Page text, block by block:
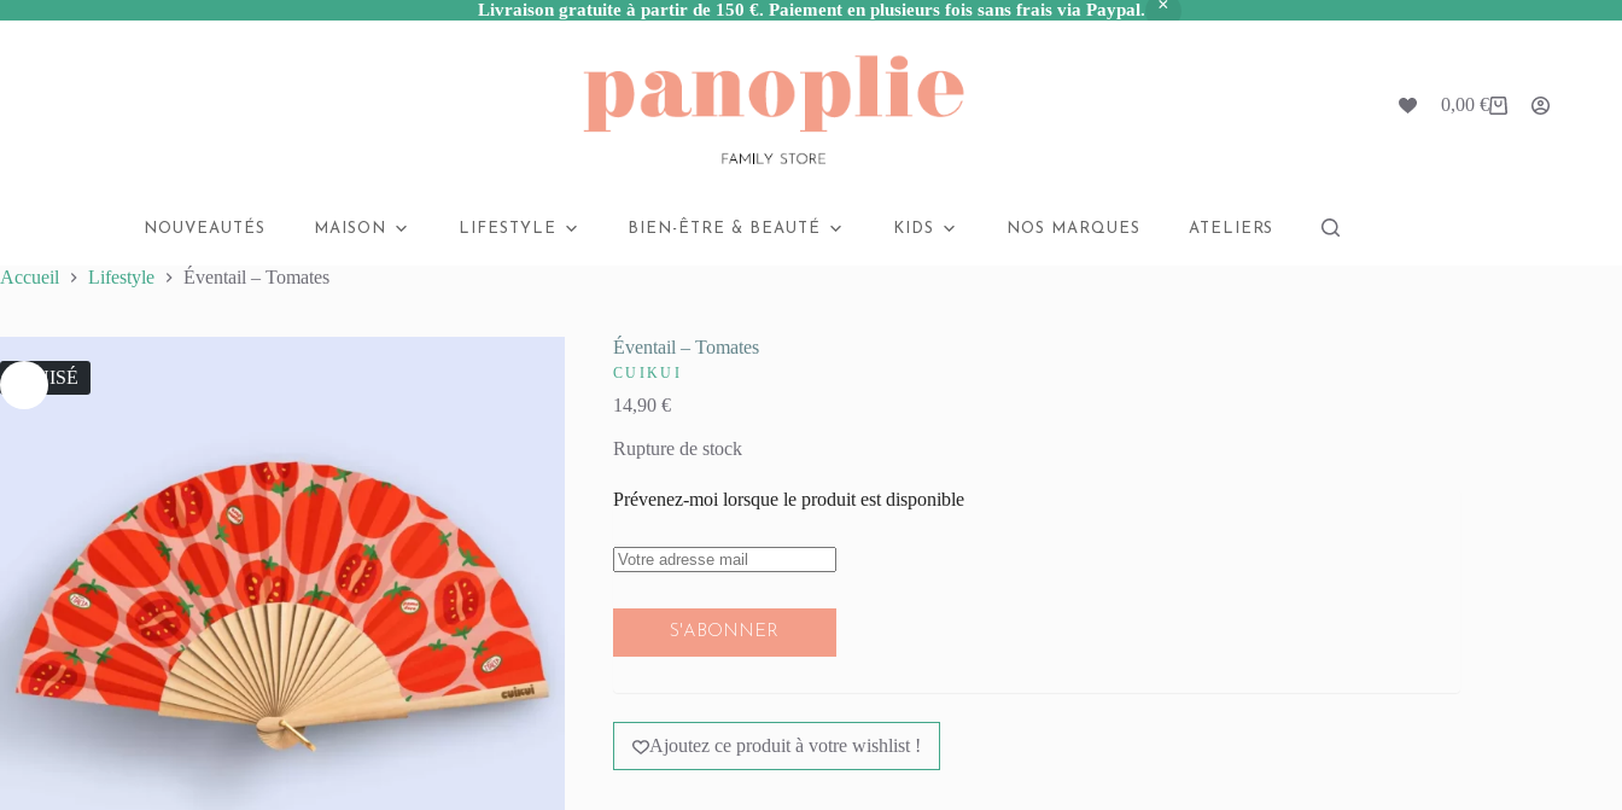
Livraison gratuite à partir de 150 €. Paiement en plusieurs fois sans frais via Paypal.
Panier
0,00 €
NOUVEAUTÉS MAISON LIFESTYLE BIEN-ÊTRE & BEAUTÉ KIDS NOS MARQUES ATELIERS
Accueil Lifestyle Éventail – Tomates
ÉPUISÉ
Éventail – Tomates
CUIKUI
14,90 €
Rupture de stock
Prévenez-moi lorsque le produit est disponible
S'ABONNER
Ajoutez ce produit à votre wishlist !